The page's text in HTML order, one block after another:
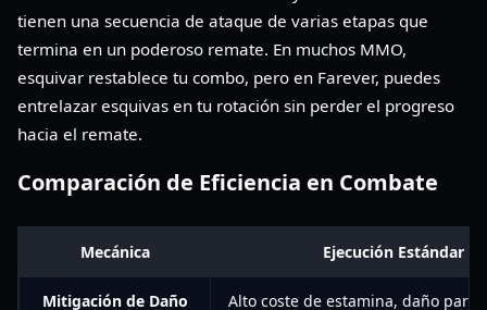
tienen una secuencia de ataque de varias etapas que
termina en un poderoso remate. En muchos MMO,
esquivar restablece tu combo, pero en Farever, puedes
entrelazar esquivas en tu rotación sin perder el progreso
hacia el remate.
Comparación de Eficiencia en Combate
Mecánica Ejecución Estándar
Mitigación de Daño Alto coste de estamina, daño